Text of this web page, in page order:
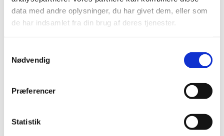
data med andre oplysninger, du har givet dem, eller som
de har indsamlet fra din brug af deres tjenester.
Nødvendig
Præferencer
Statistik
ELBIL
FABRIKSNY